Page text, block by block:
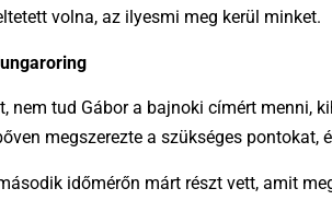
volna, az ilyesmi meg kerül minket.
nem tud Gábor a bajnoki címért
megszerezte a szükséges pontokat,
időmérőn márt részt vett, amit